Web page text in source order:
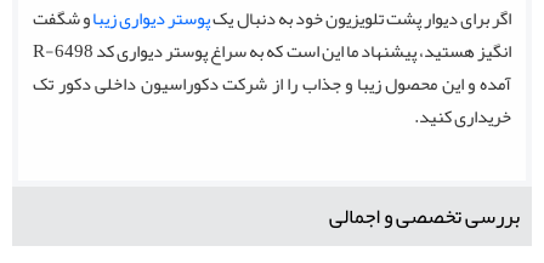
اگر برای دیوار پشت تلویزیون خود به دنبال یکپوستر دیواری زیباو شگفت
انگیز هستید، پیشنهاد ما این است که به سراغ پوستر دیواری کد R-6498
آمده و این محصول زیبا و جذاب را از شرکت دکوراسیون داخلی دکور تک
خریداری کنید.
بررسی تخصصی و اجمالی